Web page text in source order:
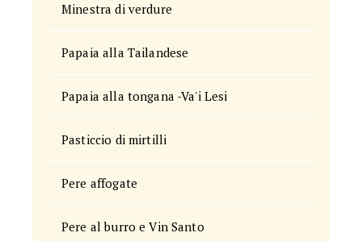
Minestra di verdure
Papaia alla Tailandese
Papaia alla tongana -Va'i Lesi
Pasticcio di mirtilli
Pere affogate
Pere al burro e Vin Santo